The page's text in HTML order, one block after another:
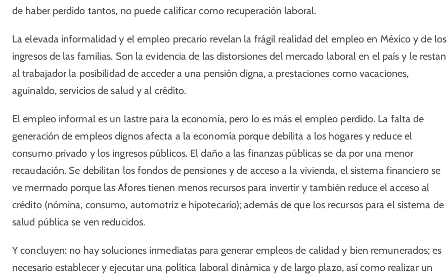
de haber perdido tantos, no puede calificar como recuperación laboral.
La elevada informalidad y el empleo precario revelan la frágil realidad del empleo en México y de los
ingresos de las familias. Son la evidencia de las distorsiones del mercado laboral en el país y le restan
al trabajador la posibilidad de acceder a una pensión digna, a prestaciones como vacaciones,
aguinaldo, servicios de salud y al crédito.
El empleo informal es un lastre para la economía, pero lo es más el empleo perdido. La falta de
generación de empleos dignos afecta a la economía porque debilita a los hogares y reduce el
consumo privado y los ingresos públicos. El daño a las finanzas públicas se da por una menor
recaudación. Se debilitan los fondos de pensiones y de acceso a la vivienda, el sistema financiero se
ve mermado porque las Afores tienen menos recursos para invertir y también reduce el acceso al
crédito (nómina, consumo, automotriz e hipotecario); además de que los recursos para el sistema de
salud pública se ven reducidos.
Y concluyen: no hay soluciones inmediatas para generar empleos de calidad y bien remunerados; es
necesario establecer y ejecutar una política laboral dinámica y de largo plazo, así como realizar un